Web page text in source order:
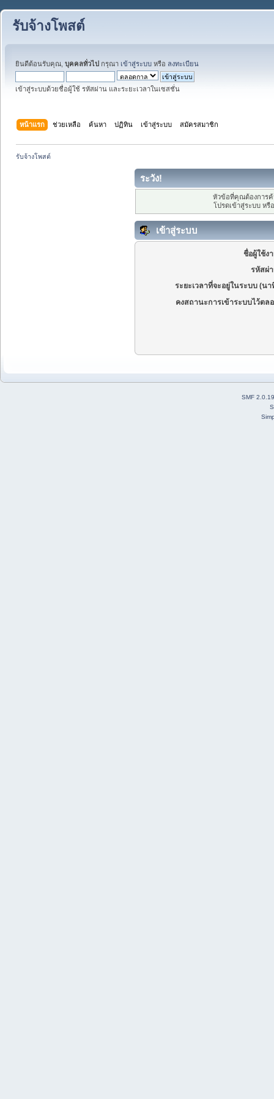
รับจ้างโพสต์
ยินดีต้อนรับคุณ, บุคคลทั่วไป กรุณา เข้าสู่ระบบ หรือ ลงทะเบียน
เข้าสู่ระบบด้วยชื่อผู้ใช้ รหัสผ่าน และระยะเวลาในเซสชั่น
หน้าแรก ช่วยเหลือ ค้นหา ปฏิทิน เข้าสู่ระบบ สมัครสมาชิก
รับจ้างโพสต์
ระวัง!
หัวข้อที่คุณต้องการ
โปรดเข้าสู่ระบบ หรื
เข้าสู่ระบบ
ชื่อผู้ใช้ง
รหัสผ่
ระยะเวลาที่จะอยู่ในระบบ (นา
คงสถานะการเข้าระบบไว้ตล
SMF 2.0.19